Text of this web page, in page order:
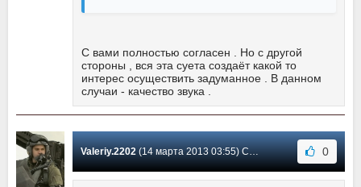
С вами полностью согласен . Но с другой
стороны , вся эта суета создаёт какой то
интерес осуществить задуманное . В данном
случаи - качество звука .
Valeriy.2202(14 марта 2013 03:55) Сообщение #48 0